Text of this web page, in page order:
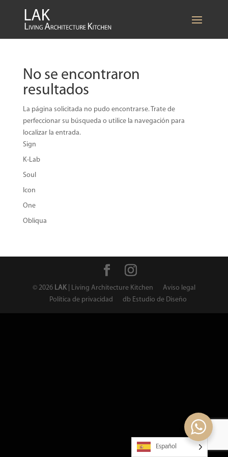
No se encontraron
resultados
La página solicitada no pudo encontrarse. Trate de
perfeccionar su búsqueda o utilice la navegación para
localizar la entrada.
Sign
K-Lab
Soul
Icon
One
Obliqua
© 2026 LAK| Living Architecture Kitchen
Aviso legal
Política de privacidad
db Estudio de Diseño
Español